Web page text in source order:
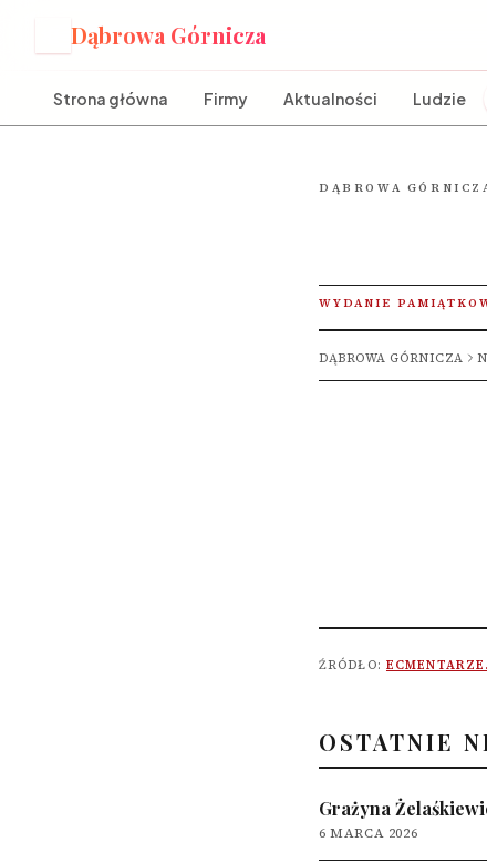
Dąbrowa Górnicza
Strona główna Firmy Aktualności Ludzie
DĄBROWA
WYDANIE
DĄBROWA GÓRNICZA
ŹRÓDŁO:
OSTATNIE
Grażyna
6 MARCA 2026